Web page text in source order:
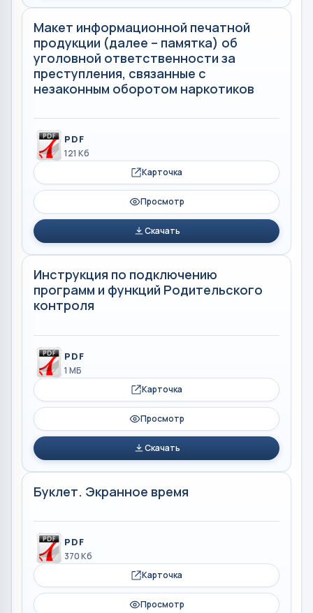
Макет информационной печатной
продукции (далее – памятка) об
уголовной ответственности за
преступления, связанные с
незаконным оборотом наркотиков
PDF
121 Кб
Карточка
Просмотр
Скачать
Инструкция по подключению
программ и функций Родительского
контроля
PDF
1 МБ
Карточка
Просмотр
Скачать
Буклет. Экранное время
PDF
370 Кб
Карточка
Просмотр